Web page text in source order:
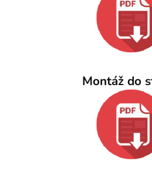
Montáž do